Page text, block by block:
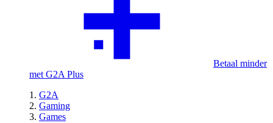
Betaal minder
met G2A Plus
G2A
Gaming
Games